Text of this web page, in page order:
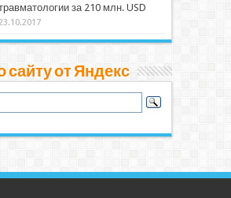
за 210 млн. USD
сайту от Яндекс